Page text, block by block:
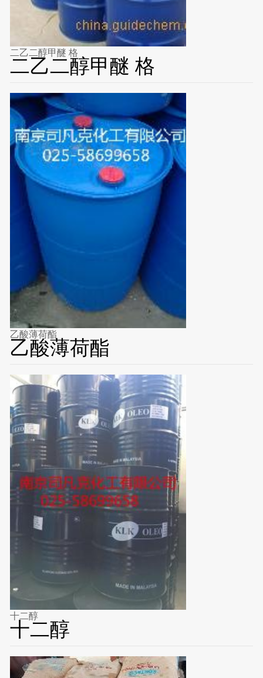
二乙二醇甲醚 格
二乙二醇甲醚 格
乙酸薄荷酯
乙酸薄荷酯
十二醇
十二醇